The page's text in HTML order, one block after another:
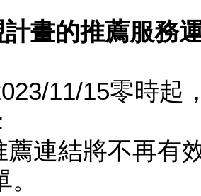
計畫的推薦服務
11/15零時起
薦連結將不再有